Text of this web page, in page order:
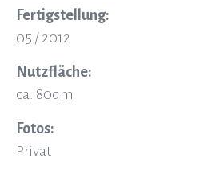
Fertigstellung:
05 / 2012
Nutzfläche:
ca. 80qm
Fotos:
Privat